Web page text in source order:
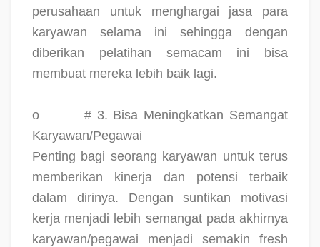
perusahaan untuk menghargai jasa para
karyawan selama ini sehingga dengan
diberikan pelatihan semacam ini bisa
membuat mereka lebih baik lagi.
o
# 3. Bisa Meningkatkan Semangat
Karyawan/Pegawai
Penting bagi seorang karyawan untuk terus
memberikan kinerja dan potensi terbaik
dalam dirinya. Dengan suntikan motivasi
kerja menjadi lebih semangat pada akhirnya
karyawan/pegawai menjadi semakin fresh